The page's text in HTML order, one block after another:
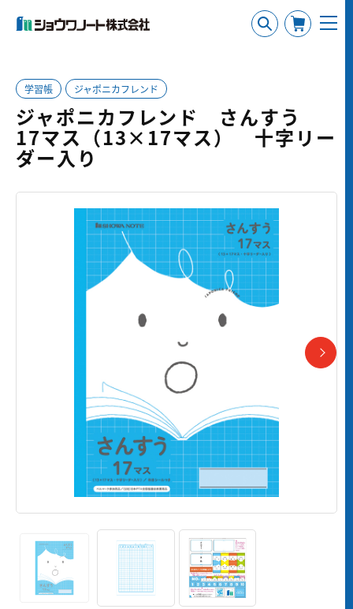
学習帳 ジャポニカフレンド
ジャポニカフレンド さんすう
17マス（13×17マス） 十字リー
ダー入り